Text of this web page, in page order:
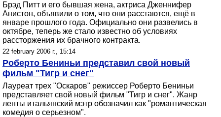
Брэд Питт и его бывшая жена, актриса Дженнифер
Анистон, объявили о том, что они расстаются, ещё в
январе прошлого года. Официально они развелись в
октябре, теперь же стало известно об условиях
рассторжения их брачного контракта.
22 february 2006 г., 15:14
Роберто Бениньи представил свой новый
фильм "Тигр и снег"
Лауреат трех "Оскаров" режиссер Роберто Бениньи
представляет свой новый фильм "Тигр и снег". Жанр
ленты итальянский мэтр обозначил как "романтическая
комедия о серьезном".